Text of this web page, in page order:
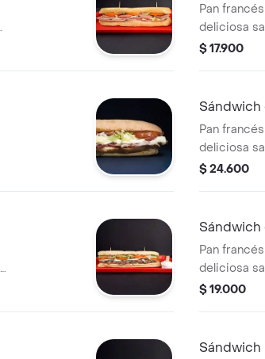
Pan
deliciosa
cordero
$ 17.900
Pan
deliciosa
artesanal,
$ 24.600
Sándwich
Pan
deliciosa
cebolla en
$ 19.000
Sándwich